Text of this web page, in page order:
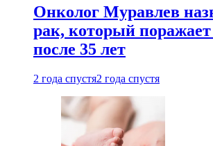
Онколог Муравлев
рак, который
после 35 лет
2 года спустя2 года спустя